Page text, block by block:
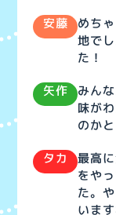
安藤 めち
地で
た！
矢作
みん
味が
のか
タカ 最高
をや
た。
います